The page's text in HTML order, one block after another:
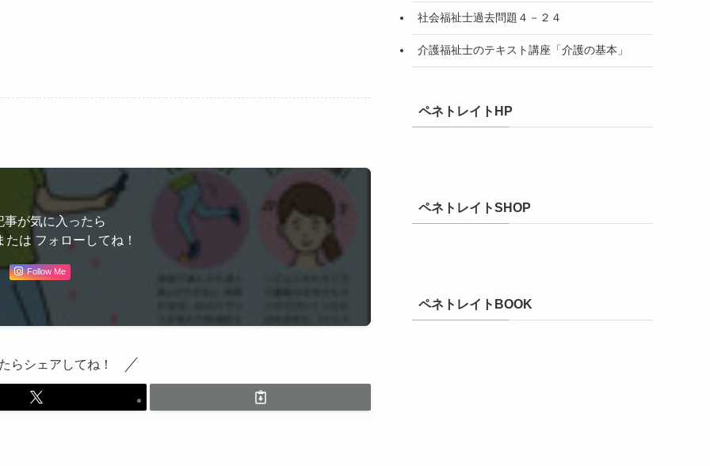
事が気に入ったら
は フォローしてね！
らシェアしてね！
社会福祉士過去問題４－２４
介護福祉士のテキスト講座「介護の基本」
ペネトレイトHP
ペネトレイトSHOP
ペネトレイトBOOK